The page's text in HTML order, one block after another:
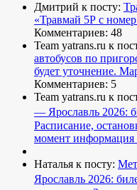
Дмитрий к посту:
«Травмай 5Р с
Комментариев: 48
Team yatrans.ru к
автобусов по
будет уточнение.
Комментариев: 5
Team yatrans.ru к
— Ярославль 2026:
Расписание,
момент информация
Наталья к посту:
Ярославль 2026: